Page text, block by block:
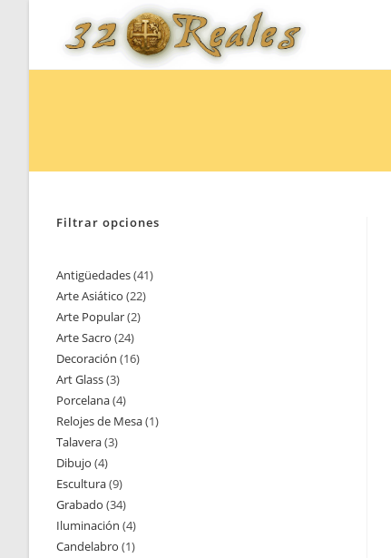
Filtrar opciones
Antigüedades 4141
Arte Asiático 2222
Arte Popular 22
Arte Sacro 2424
productos
Decoración 1616
Art Glass 33
productos
Porcelana 44
productos
Relojes de Mesa 11
Talavera 33
Dibujo 44
productos
Escultura 99
productos
Grabado 3434
productos
Iluminación 44
productos
Candelabro 11